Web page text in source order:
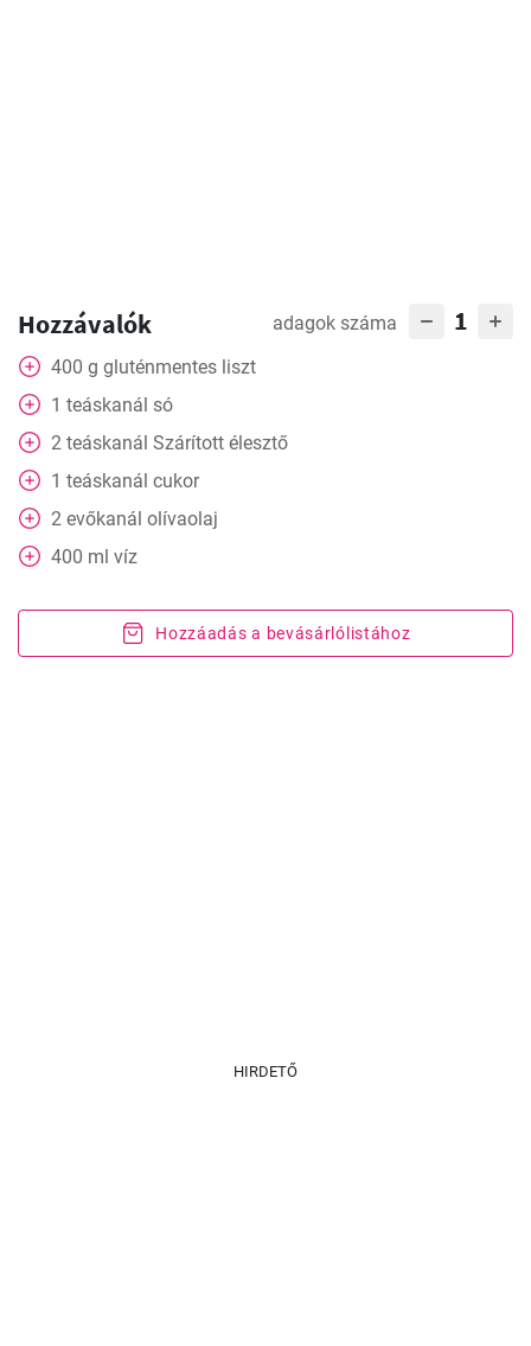
Hozzávalók adagok száma 1
400 g gluténmentes liszt
1 teáskanál só
2 teáskanál Szárított élesztő
1 teáskanál cukor
2 evőkanál olívaolaj
400 ml víz
Hozzáadás a bevásárlólistához
HIRDETŐ